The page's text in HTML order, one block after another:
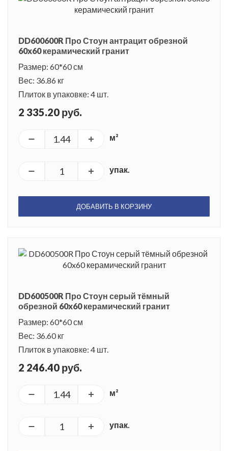
DD600600R Про Стоун антрацит обрезной
60x60 керамический гранит
Размер: 60*60 см
Вес: 36.86 кг
Плиток в упаковке: 4 шт.
2 335.20 руб.
м²
упак.
ДОБАВИТЬ В КОРЗИНУ
DD600500R Про Стоун серый тёмный
обрезной 60x60 керамический гранит
Размер: 60*60 см
Вес: 36.60 кг
Плиток в упаковке: 4 шт.
2 246.40 руб.
м²
упак.